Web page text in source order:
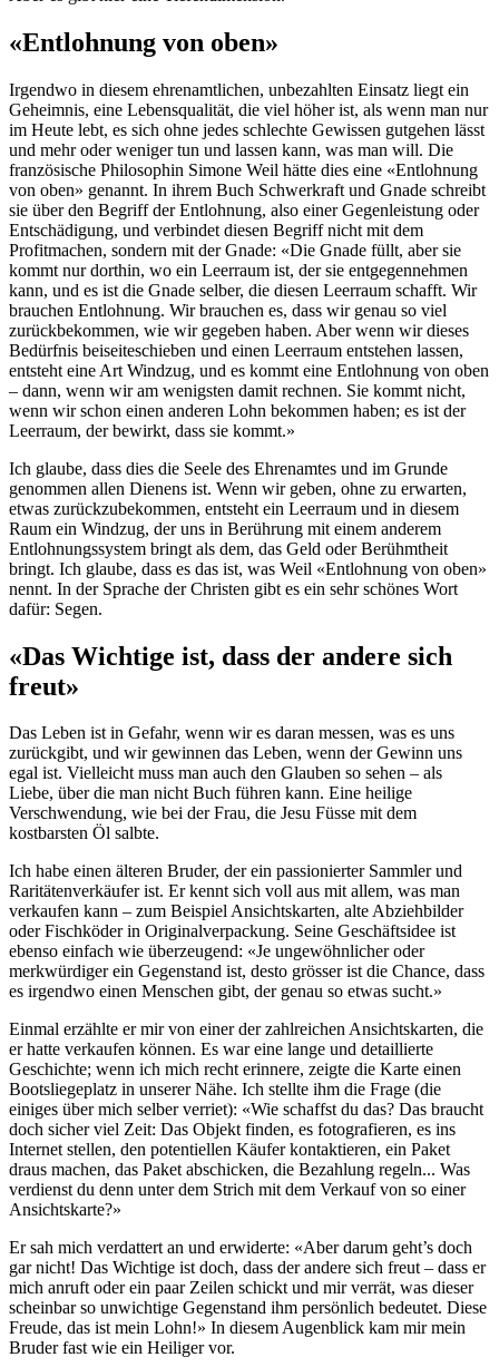
«Entlohnung von oben»
Irgendwo in diesem ehrenamtlichen, unbezahlten Einsatz liegt ein
Geheimnis, eine Lebensqualität, die viel höher ist, als wenn man nur
im Heute lebt, es sich ohne jedes schlechte Gewissen gutgehen lässt
und mehr oder weniger tun und lassen kann, was man will. Die
französische Philosophin Simone Weil hätte dies eine «Entlohnung
von oben» genannt. In ihrem Buch Schwerkraft und Gnade schreibt
sie über den Begriff der Entlohnung, also einer Gegenleistung oder
Entschädigung, und verbindet diesen Begriff nicht mit dem
Profitmachen, sondern mit der Gnade: «Die Gnade füllt, aber sie
kommt nur dorthin, wo ein Leerraum ist, der sie entgegennehmen
kann, und es ist die Gnade selber, die diesen Leerraum schafft. Wir
brauchen Entlohnung. Wir brauchen es, dass wir genau so viel
zurückbekommen, wie wir gegeben haben. Aber wenn wir dieses
Bedürfnis beiseiteschieben und einen Leerraum entstehen lassen,
entsteht eine Art Windzug, und es kommt eine Entlohnung von oben
– dann, wenn wir am wenigsten damit rechnen. Sie kommt nicht,
wenn wir schon einen anderen Lohn bekommen haben; es ist der
Leerraum, der bewirkt, dass sie kommt.»
Ich glaube, dass dies die Seele des Ehrenamtes und im Grunde
genommen allen Dienens ist. Wenn wir geben, ohne zu erwarten,
etwas zurückzubekommen, entsteht ein Leerraum und in diesem
Raum ein Windzug, der uns in Berührung mit einem anderem
Entlohnungssystem bringt als dem, das Geld oder Berühmtheit
bringt. Ich glaube, dass es das ist, was Weil «Entlohnung von oben»
nennt. In der Sprache der Christen gibt es ein sehr schönes Wort
dafür: Segen.
«Das Wichtige ist, dass der andere sich
freut»
Das Leben ist in Gefahr, wenn wir es daran messen, was es uns
zurückgibt, und wir gewinnen das Leben, wenn der Gewinn uns
egal ist. Vielleicht muss man auch den Glauben so sehen – als
Liebe, über die man nicht Buch führen kann. Eine heilige
Verschwendung, wie bei der Frau, die Jesu Füsse mit dem
kostbarsten Öl salbte.
Ich habe einen älteren Bruder, der ein passionierter Sammler und
Raritätenverkäufer ist. Er kennt sich voll aus mit allem, was man
verkaufen kann – zum Beispiel Ansichtskarten, alte Abziehbilder
oder Fischköder in Originalverpackung. Seine Geschäftsidee ist
ebenso einfach wie überzeugend: «Je ungewöhnlicher oder
merkwürdiger ein Gegenstand ist, desto grösser ist die Chance, dass
es irgendwo einen Menschen gibt, der genau so etwas sucht.»
Einmal erzählte er mir von einer der zahlreichen Ansichtskarten, die
er hatte verkaufen können. Es war eine lange und detaillierte
Geschichte; wenn ich mich recht erinnere, zeigte die Karte einen
Bootsliegeplatz in unserer Nähe. Ich stellte ihm die Frage (die
einiges über mich selber verriet): «Wie schaffst du das? Das braucht
doch sicher viel Zeit: Das Objekt finden, es fotografieren, es ins
Internet stellen, den potentiellen Käufer kontaktieren, ein Paket
draus machen, das Paket abschicken, die Bezahlung regeln... Was
verdienst du denn unter dem Strich mit dem Verkauf von so einer
Ansichtskarte?»
Er sah mich verdattert an und erwiderte: «Aber darum geht’s doch
gar nicht! Das Wichtige ist doch, dass der andere sich freut – dass er
mich anruft oder ein paar Zeilen schickt und mir verrät, was dieser
scheinbar so unwichtige Gegenstand ihm persönlich bedeutet. Diese
Freude, das ist mein Lohn!» In diesem Augenblick kam mir mein
Bruder fast wie ein Heiliger vor.